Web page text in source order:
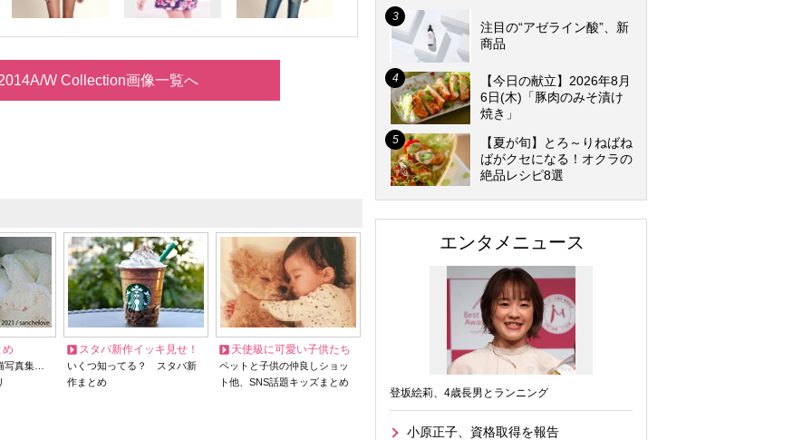
W Collection画像一覧へ
め
写真集…
スタバ新作イッキ見せ！
いくつ知ってる？ スタバ新
作まとめ
天使級に可愛い子供たち
ペットと子供の仲良しショッ
ト他、SNS話題キッズまとめ
注目の“アゼライン酸”、新
商品
【今日の献立】2026年8月
6日(木)「豚肉のみそ漬け
焼き」
【夏が旬】とろ～りねばね
ばがクセになる！オクラの
絶品レシピ8選
エンタメニュース
登坂絵莉、4歳長男とランニング
小原正子、資格取得を報告